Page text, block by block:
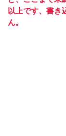
以上です、書き
ん。